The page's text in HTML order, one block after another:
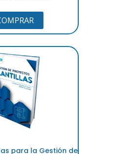
para la Gestión de